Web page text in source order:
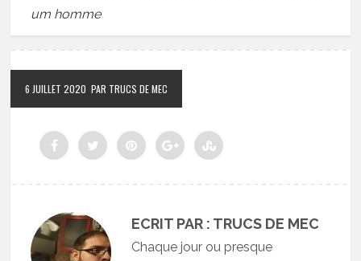
um homme
6 JUILLET 2020 PAR TRUCS DE MEC
ECRIT PAR : TRUCS DE MEC
Chaque jour ou presque